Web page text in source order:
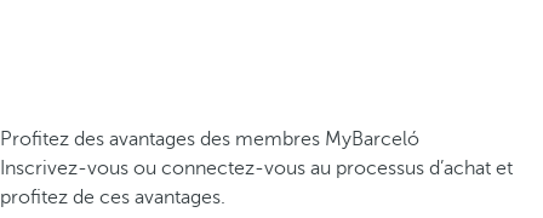
Profitez des avantages des membres MyBarceló
Inscrivez-vous ou connectez-vous au processus d’achat et
profitez de ces avantages.